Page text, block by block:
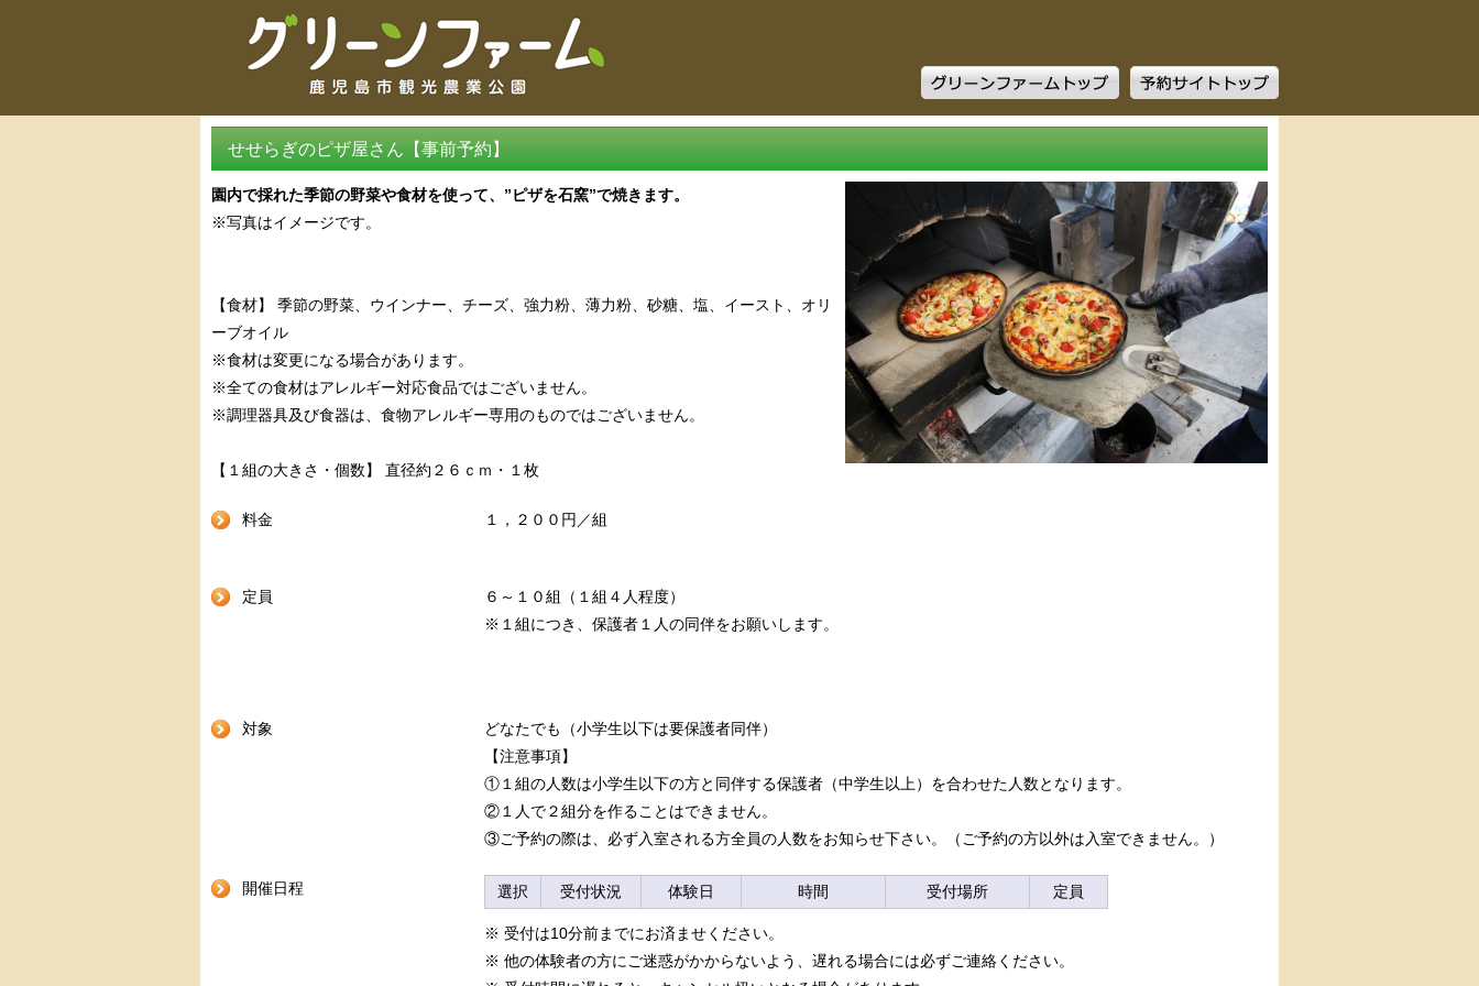
予約サイトトップ
グリーンファームトップ
せせらぎのピザ屋さん【事前予約】
園内で採れた季節の野菜や食材を使って、”ピザを石窯”で焼きます。
※写真はイメージです。
【食材】 季節の野菜、ウインナー、チーズ、強力粉、薄力粉、砂糖、塩、イースト、オリ
ーブオイル
※食材は変更になる場合があります。
※全ての食材はアレルギー対応食品ではございません。
※調理器具及び食器は、食物アレルギー専用のものではございません。
【１組の大きさ・個数】 直径約２６ｃｍ・１枚
料金 １，２００円／組
定員
６～１０組（１組４人程度）
※１組につき、保護者１人の同伴をお願いします。
対象 どなたでも（小学生以下は要保護者同伴）
【注意事項】
①１組の人数は小学生以下の方と同伴する保護者（中学生以上）を合わせた人数となります。
②１人で２組分を作ることはできません。
③ご予約の際は、必ず入室される方全員の人数をお知らせ下さい。（ご予約の方以外は入室できません。）
開催日程 選択 受付状況 体験日 時間 受付場所 定員
※ 受付は10分前までにお済ませください。
※ 他の体験者の方にご迷惑がかからないよう、遅れる場合には必ずご連絡ください。